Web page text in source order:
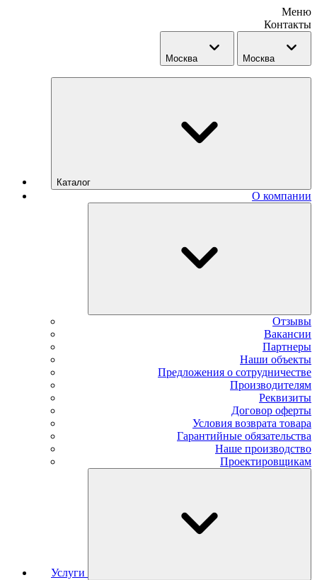
Меню
Контакты
Москва Москва
Каталог
О компании
Отзывы
Вакансии
Партнеры
Наши объекты
Предложения о сотрудничестве
Производителям
Реквизиты
Договор оферты
Условия возврата товара
Гарантийные обязательства
Наше производство
Проектировщикам
Услуги